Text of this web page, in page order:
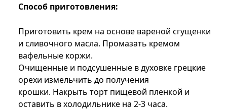
Способ приготовления:
Приготовить крем на основе вареной сгущенки
и сливочного масла. Промазать кремом
вафельные коржи.
Очищенные и подсушенные в духовке грецкие
орехи измельчить до получения
крошки. Накрыть торт пищевой пленкой и
оставить в холодильнике на 2-3 часа.